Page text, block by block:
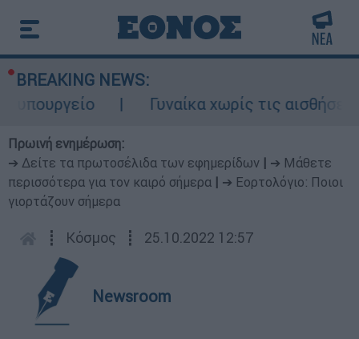
BREAKING NEWS:
Γυναίκα χωρίς τις
Πρωινή ενημέρωση:
➔ Δείτε τα πρωτοσέλιδα των εφημερίδων
➔ Μάθετε
περισσότερα για τον καιρό σήμερα
➔ Εορτολόγιο: Ποιοι
γιορτάζουν σήμερα
┋ Κόσμος ┋ 25.10.2022 12:57
Newsroom